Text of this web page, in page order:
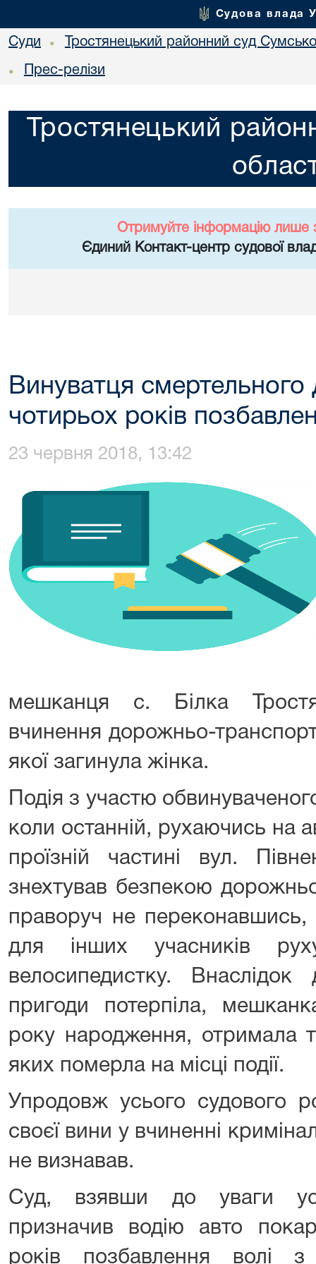
Судова влада
Суди • Тростянецький районний суд
• Прес-релізи
Тростянецький
Отримуйте інформацію лише
Єдиний Контакт-центр судової
Винуватця
чотирьох років
23 червня 2018, 13:42
мешканця с. Білка
вчинення дорожньо-
якої загинула жінка.
Подія з участю
коли останній, рухаючись на
проїзній частині вул.
знехтував безпекою
праворуч не
для інших учасників
велосипедистку. Внаслідок
пригоди потерпіла,
року народження, отримала
яких померла на місці події.
Упродовж усього судового
своєї вини у вчиненні
не визнавав.
Суд, взявши до уваги
призначив водію авто
років позбавлення волі